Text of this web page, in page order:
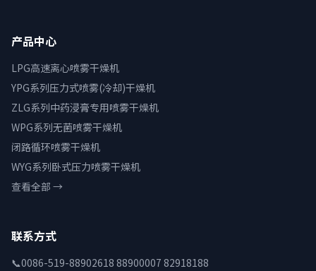
产品中心
LPG高速离心喷雾干燥机
YPG系列压力式喷雾(冷却)干燥机
ZLG系列中药浸膏专用喷雾干燥机
WPG系列无菌喷雾干燥机
闭路循环喷雾干燥机
WYG系列卧式压力喷雾干燥机
查看全部 →
联系方式
📞0086-519-88902618 88900007 82918188